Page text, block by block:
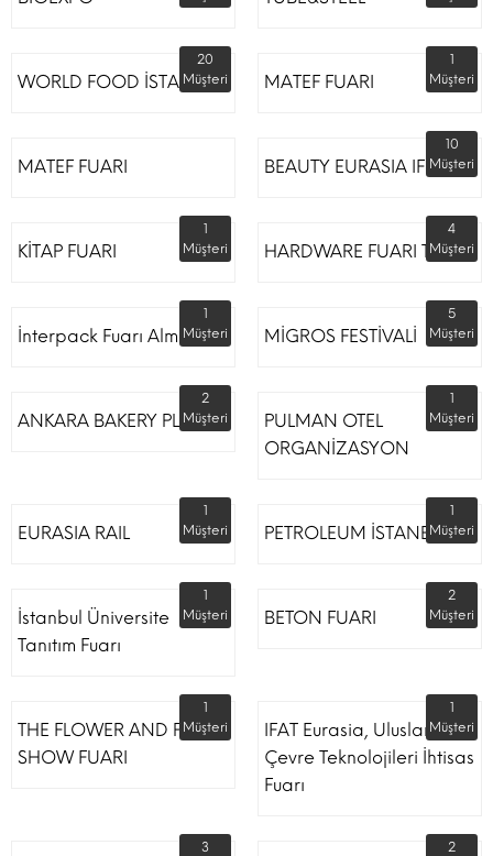
WORLD FOOD İSTANBUL
20
Müşteri
MATEF FUARI
1
Müşteri
MATEF FUARI BEAUTY EURASIA IFM
10
Müşteri
KİTAP FUARI
1
Müşteri
HARDWARE FUARI TÜYAP
4
Müşteri
İnterpack Fuarı Almanya
1
Müşteri
MİGROS FESTİVALİ
5
Müşteri
ANKARA BAKERY PLUS
2
Müşteri
PULMAN OTEL
ORGANİZASYON
1
Müşteri
EURASIA RAIL
1
Müşteri
PETROLEUM İSTANBUL
1
Müşteri
İstanbul Üniversite
Tanıtım Fuarı
1
Müşteri
BETON FUARI
2
Müşteri
THE FLOWER AND PLANT
SHOW FUARI
1
Müşteri
IFAT Eurasia, Uluslararası
Çevre Teknolojileri İhtisas
Fuarı
1
Müşteri
3
2